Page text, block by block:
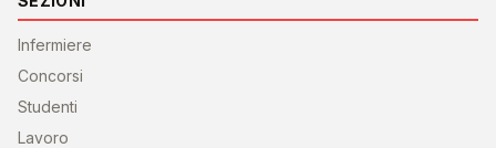
Infermiere
Concorsi
Studenti
Lavoro